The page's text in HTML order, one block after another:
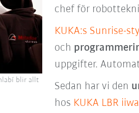
chef för
KUKA:s Sunrise-
och
uppgifter.
Sedan har vi den
hos KUKA LBR iiwa
blir allt